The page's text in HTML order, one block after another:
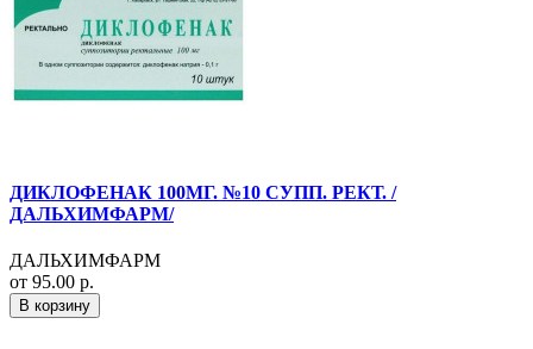
ДИКЛОФЕНАК 100МГ. №10 СУПП. РЕКТ. /
ДАЛЬХИМФАРМ/
ДАЛЬХИМФАРМ
от 95.00 р.
В корзину